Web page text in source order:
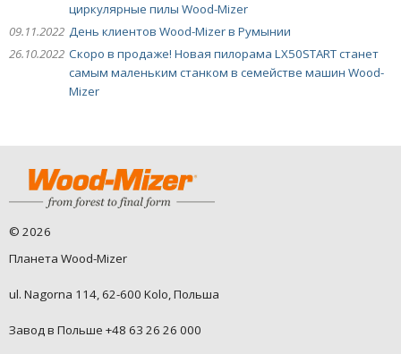
циркулярные пилы Wood-Mizer
09.11.2022 День клиентов Wood-Mizer в Румынии
26.10.2022 Скоро в продаже! Новая пилорама LX50START станет
самым маленьким станком в семействе машин Wood-
Mizer
© 2026
Планета Wood-Mizer
ul. Nagorna 114, 62-600 Kolo, Польша
Завод в Польше +48 63 26 26 000